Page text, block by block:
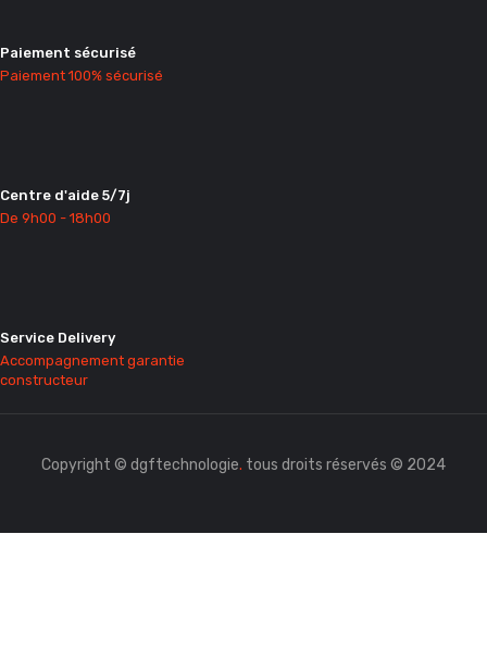
Paiement sécurisé
Paiement 100% sécurisé
Centre d'aide 5/7j
De 9h00 - 18h00
Service Delivery
Accompagnement garantie
constructeur
Copyright © dgftechnologie. tous droits réservés © 2024